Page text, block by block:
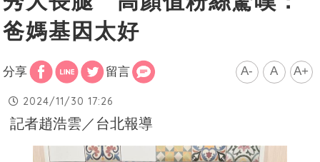
爸媽基因太好
分享 留言 A- A A+
2024/11/30 17:26
記者趙浩雲／台北報導